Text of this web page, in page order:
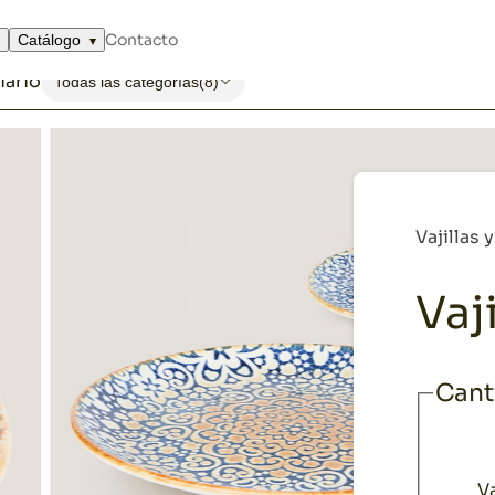
Catálogo Contacto
Todas las categorías(8)
Vajillas